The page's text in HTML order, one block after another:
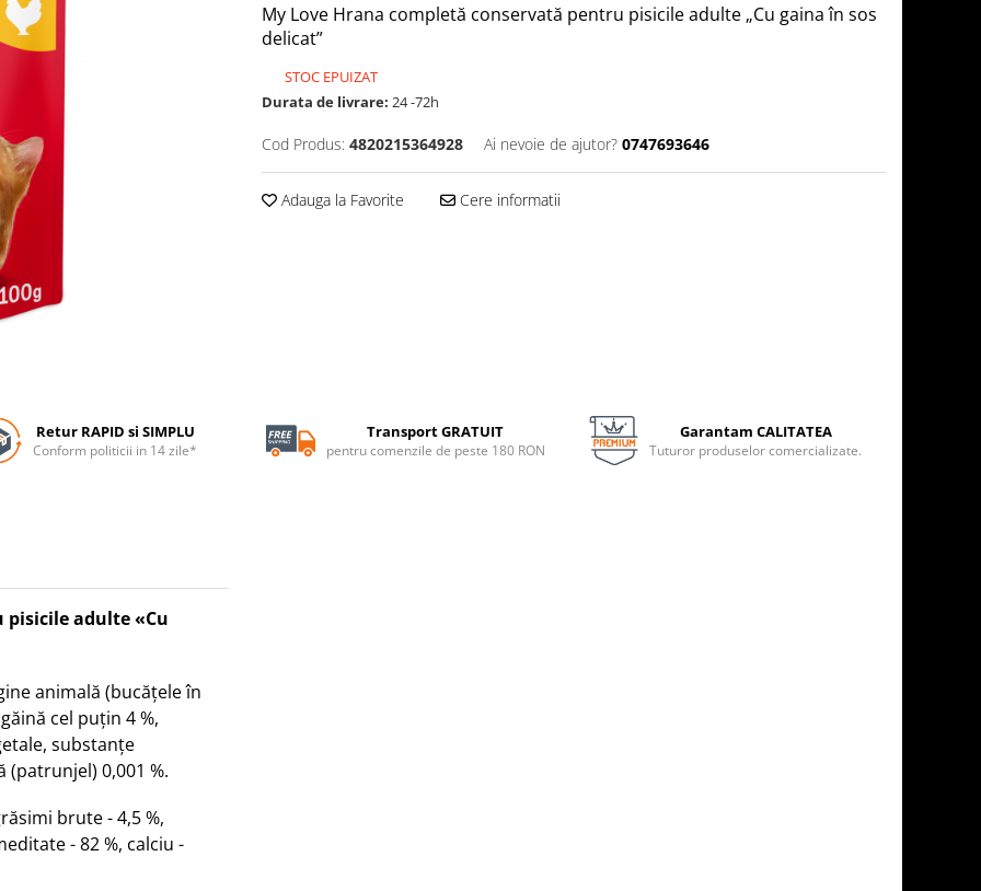
My Love Hrana completă conservată pentru pisicile adulte „Сu gaina în sos
delicat”
STOC EPUIZAT
Durata de livrare: 24 -72h
Cod Produs: 4820215364928 Ai nevoie de ajutor? 0747693646
Adauga la Favorite Cere informatii
Retur RAPID si SIMPLU
Conform politicii in 14 zile*
Transport GRATUIT
pentru comenzile de peste 180 RON
Garantam CALITATEA
Tuturor produselor comercializate.
pisicile adulte «Cu
animală (bucăţele în
cel puţin 4 %,
substanțe
(patrunjel) 0,001 %.
brute- 4,5 %,
- 82 %, calciu -